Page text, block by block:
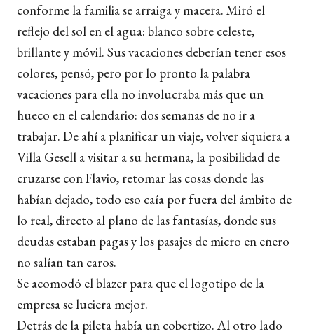
conforme la familia se arraiga y macera. Miró el
reflejo del sol en el agua: blanco sobre celeste,
brillante y móvil. Sus vacaciones deberían tener esos
colores, pensó, pero por lo pronto la palabra
vacaciones para ella no involucraba más que un
hueco en el calendario: dos semanas de no ir a
trabajar. De ahí a planificar un viaje, volver siquiera a
Villa Gesell a visitar a su hermana, la posibilidad de
cruzarse con Flavio, retomar las cosas donde las
habían dejado, todo eso caía por fuera del ámbito de
lo real, directo al plano de las fantasías, donde sus
deudas estaban pagas y los pasajes de micro en enero
no salían tan caros.
Se acomodó el blazer para que el logotipo de la
empresa se luciera mejor.
Detrás de la pileta había un cobertizo. Al otro lado